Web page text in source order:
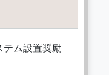
テム設置奨励